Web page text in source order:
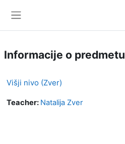
Informacije o predmetu
Višji nivo (Zver)
Teacher: Natalija Zver